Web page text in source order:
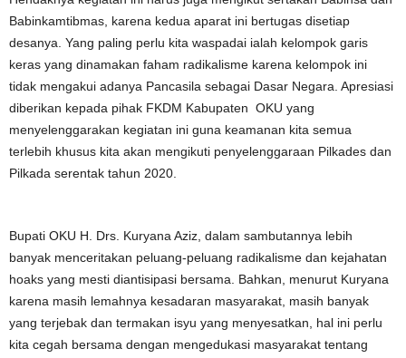
Babinkamtibmas, karena kedua aparat ini bertugas disetiap
desanya. Yang paling perlu kita waspadai ialah kelompok garis
keras yang dinamakan faham radikalisme karena kelompok ini
tidak mengakui adanya Pancasila sebagai Dasar Negara. Apresiasi
diberikan kepada pihak FKDM Kabupaten OKU yang
menyelenggarakan kegiatan ini guna keamanan kita semua
terlebih khusus kita akan mengikuti penyelenggaraan Pilkades dan
Pilkada serentak tahun 2020.
Bupati OKU H. Drs. Kuryana Aziz, dalam sambutannya lebih
banyak menceritakan peluang-peluang radikalisme dan kejahatan
hoaks yang mesti diantisipasi bersama. Bahkan, menurut Kuryana
karena masih lemahnya kesadaran masyarakat, masih banyak
yang terjebak dan termakan isyu yang menyesatkan, hal ini perlu
kita cegah bersama dengan mengedukasi masyarakat tentang